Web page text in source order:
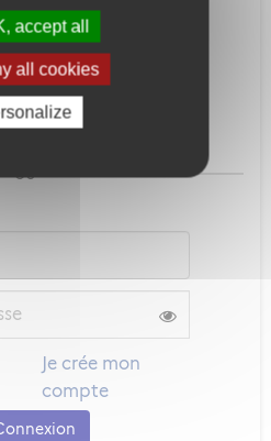
accept all
all cookies
en ligne.
?
ou
Je crée mon
compte